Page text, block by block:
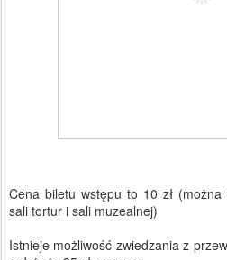
Cena biletu wstępu to 10 zł
sali tortur i sali muzealnej)
Istnieje możliwość zwiedzania z